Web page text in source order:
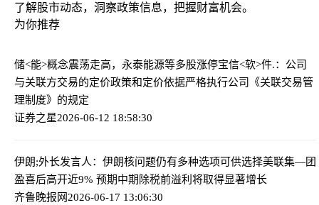
了解股市动态，洞察政策信息，把握财富机会。
为你推荐
储<能>概念震荡走高，永泰能源等多股涨停宝信<软>件.：公司
与关联方交易的定价政策和定价依据严格执行公司《关联交易管
理制度》的规定
证券之星2026-06-12 18:58:30
伊朗;外长发言人：伊朗核问题仍有多种选项可供选择美联集—团
盈喜后高开近9% 预期中期除税前溢利将取得显著增长
齐鲁晚报网2026-06-17 13:06:30